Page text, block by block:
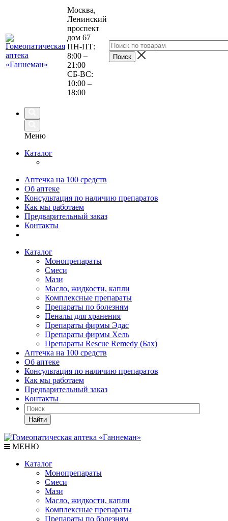
Москва,
Ленинский
проспект
дом 67
ПН-ПТ:
8:00 –
21:00
СБ-ВС:
10:00 –
18:00
Меню
Каталог
Аптечка на 100 средств
Об аптеке
Консультация по наличию препаратов
Как мы работаем
Предварительный заказ
Контакты
Каталог
Монопрепараты
Смеси
Мази
Масло, жидкости, капли
Комплексные препараты
Препараты по болезням
Пеналы для хранения
Препараты фирмы Эдас
Препараты фирмы Хель
Препараты Rescue Remedy (Бах)
Аптечка на 100 средств
Об аптеке
Консультация по наличию препаратов
Как мы работаем
Предварительный заказ
Контакты
Найти
МЕНЮ
Каталог
Монопрепараты
Смеси
Мази
Масло, жидкости, капли
Комплексные препараты
Препараты по болезням